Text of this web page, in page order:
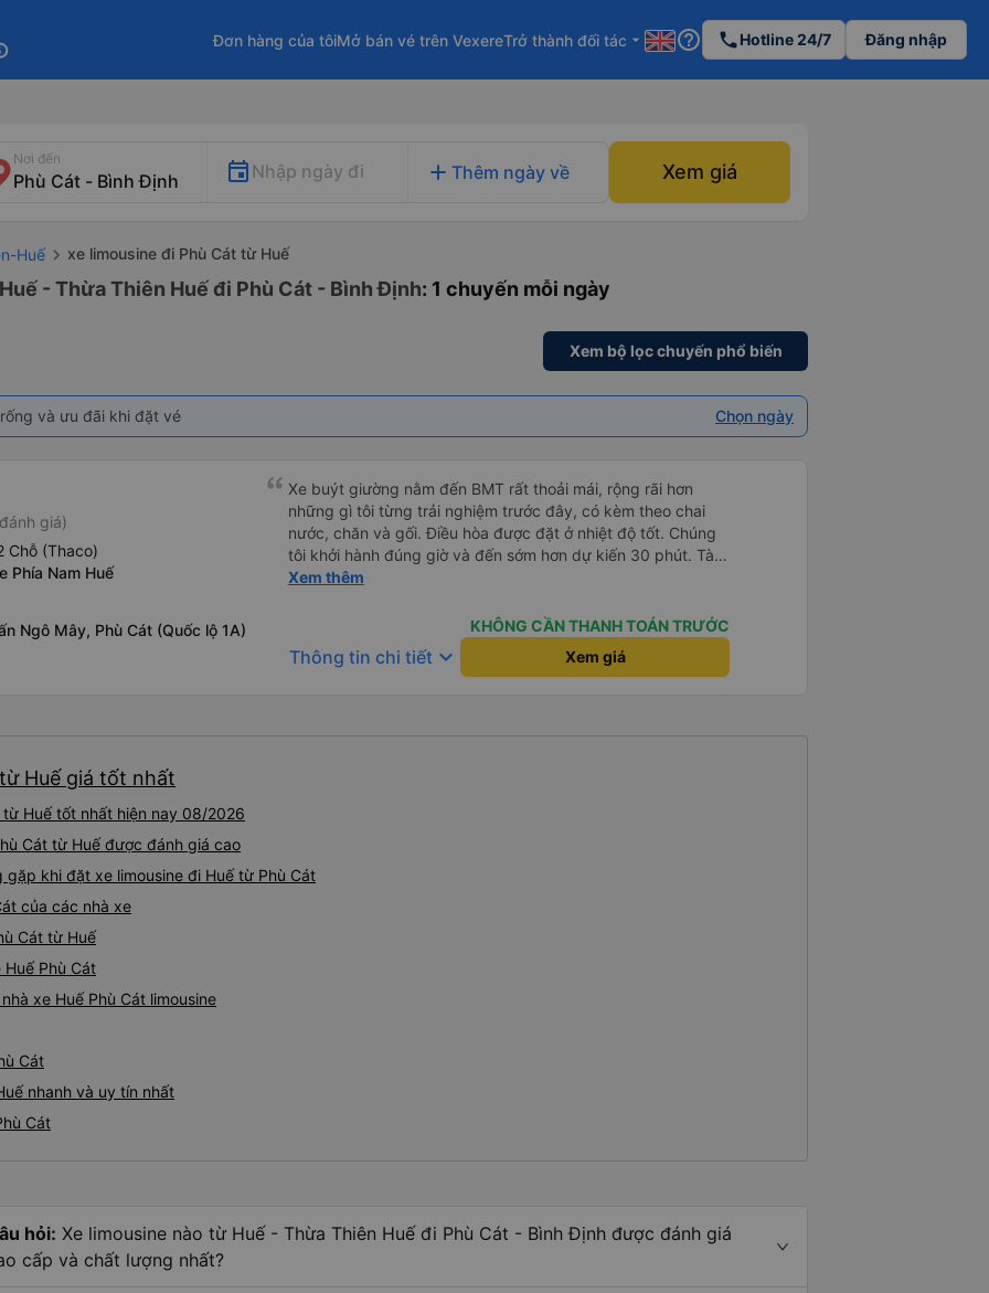
Đơn hàng của tôiMở bán vé trên VexereTrở thành đối tác arrow_drop_down help_outline phoneHotline 24/7 Đăng nhập
Nơi đến
Nhập ngày đi add Thêm ngày về Xem giá
Huế xe limousine đi Phù Cát từ Huế
- Thừa Thiên Huế đi Phù Cát - Bình Định: 1 chuyến mỗi ngày
Xem bộ lọc chuyến phổ biến
và ưu đãi khi đặt vé Chọn ngày
giá)
Chỗ (Thaco)
Phía Nam Huế
Ngô Mây, Phù Cát (Quốc lộ 1A)
Xe buýt giường nằm đến BMT rất thoải mái, rộng rãi hơn
những gì tôi từng trải nghiệm trước đây, có kèm theo chai
nước, chăn và gối. Điều hòa được đặt ở nhiệt độ tốt. Chúng
tôi khởi hành đúng giờ và đến sớm hơn dự kiến 30 phút. Tài
xế rất tuyệt so với những tài xế khác ở Việt Nam! Không quá
cảm giác lái xe an toàn nên rất dễ ngủ. Tôi rất vui vì đã đặt
qua Vexere và có vị trí xe buýt trên GPS và biển số xe vì tôi
phải tìm kiếm xung quanh bến xe để tìm thấy nó, đây là vấn
Xem thêm
KHÔNG CẦN THANH TOÁN TRƯỚC
Thông tin chi tiết keyboard_arrow_down Xem giá
Huế giá tốt nhất
từ Huế tốt nhất hiện nay 08/2026
Cát từ Huế được đánh giá cao
khi đặt xe limousine đi Huế từ Phù Cát
của các nhà xe
Cát từ Huế
Huế Phù Cát
xe Huế Phù Cát limousine
Cát
nhanh và uy tín nhất
Cát
hỏi: Xe limousine nào từ Huế - Thừa Thiên Huế đi Phù Cát - Bình Định được đánh giá
cấp và chất lượng nhất?